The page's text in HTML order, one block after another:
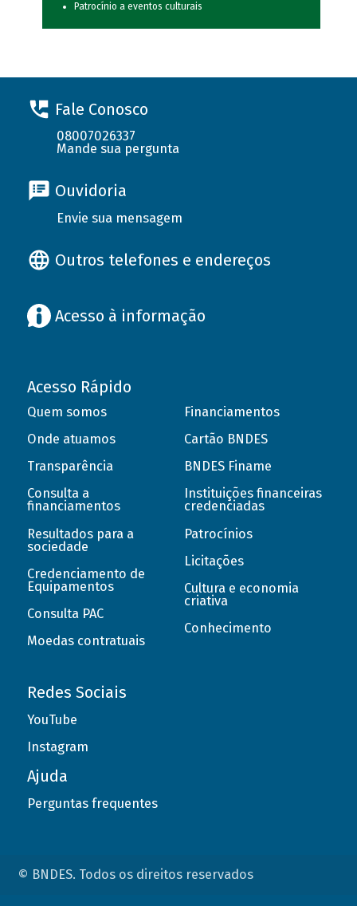
Patrocínio a eventos culturais
Fale Conosco
08007026337
Mande sua pergunta
Ouvidoria
Envie sua mensagem
Outros telefones e endereços
Acesso à informação
Acesso Rápido
Quem somos
Onde atuamos
Transparência
Consulta a
financiamentos
Resultados para a
sociedade
Credenciamento de
Equipamentos
Consulta PAC
Moedas contratuais
Financiamentos
Cartão BNDES
BNDES Finame
Instituições financeiras
credenciadas
Patrocínios
Licitações
Cultura e economia
criativa
Conhecimento
Redes Sociais
YouTube
Instagram
Ajuda
Perguntas frequentes
© BNDES. Todos os direitos reservados